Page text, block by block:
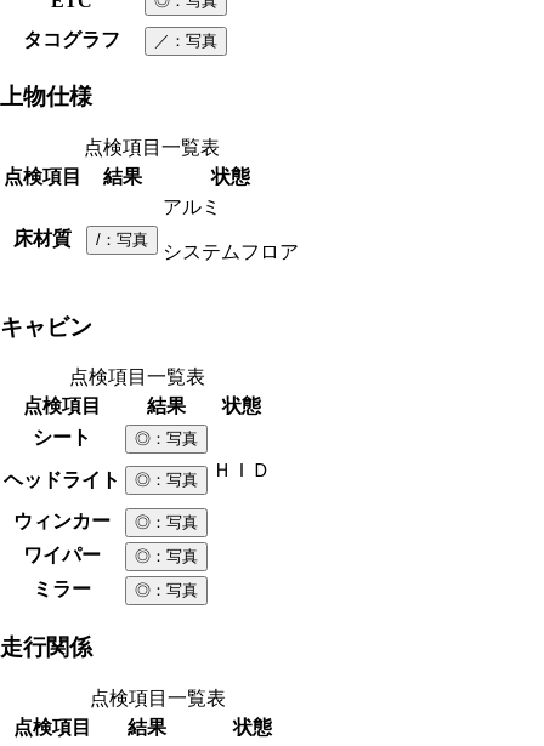
タコグラフ ／ ：写真
上物仕様
点検項目一覧表
点検項目
結果 状態
床材質 / ：写真
アルミ
システムフロア
キャビン
点検項目一覧表
点検項目
結果
状態
シート
◎ ：写真
ヘッドライト ◎ ：写真 ＨＩＤ
ウィンカー ◎ ：写真
ワイパー ◎ ：写真
ミラー ◎ ：写真
走行関係
点検項目一覧表
点検項目
結果
状態